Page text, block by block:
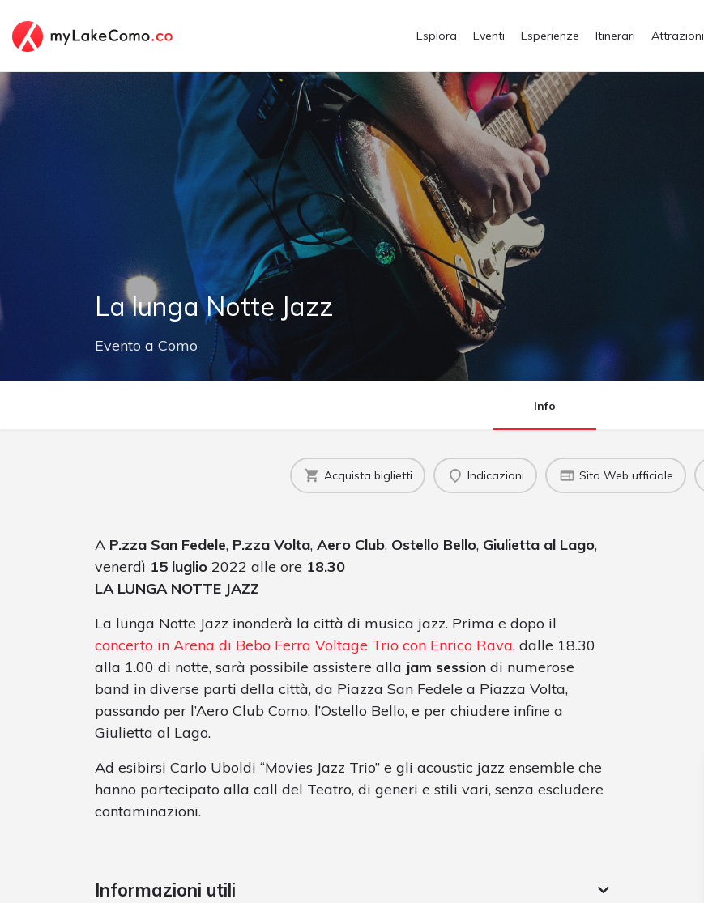
Esplora Eventi Esperienze Itinerari Attrazioni
La lunga Notte Jazz
Evento a Como
Info
Acquista biglietti Indicazioni Sito Web ufficiale
A P.zza San Fedele, P.zza Volta, Aero Club, Ostello Bello, Giulietta al Lago,
venerdì 15 luglio 2022 alle ore 18.30
LA LUNGA NOTTE JAZZ
La lunga Notte Jazz inonderà la città di musica jazz. Prima e dopo il
concerto in Arena di Bebo Ferra Voltage Trio con Enrico Rava, dalle 18.30
alla 1.00 di notte, sarà possibile assistere alla jam session di numerose
band in diverse parti della città, da Piazza San Fedele a Piazza Volta,
passando per l’Aero Club Como, l’Ostello Bello, e per chiudere infine a
Giulietta al Lago.
Ad esibirsi Carlo Uboldi “Movies Jazz Trio” e gli acoustic jazz ensemble che
hanno partecipato alla call del Teatro, di generi e stili vari, senza escludere
contaminazioni.
Informazioni utili